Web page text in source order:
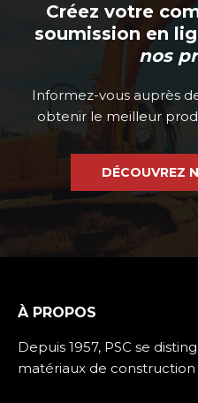
Créez votre
soumission en
nos
Informez-vous auprès
obtenir le meilleur
DÉCOUVREZ
À PROPOS
Depuis 1957, PSC se
matériaux de construction